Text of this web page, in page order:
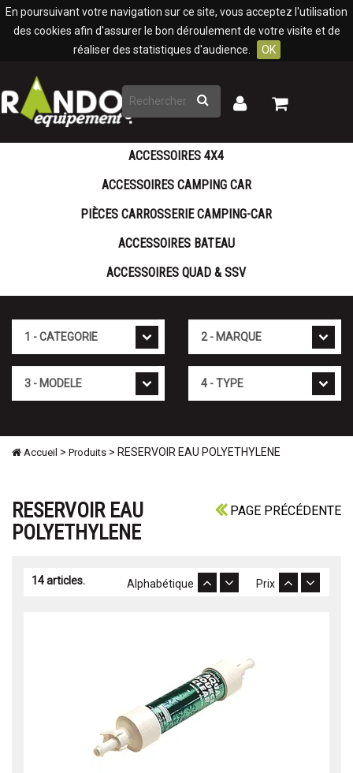
En poursuivant votre navigation sur ce site, vous acceptez l'utilisation
des cookies afin d'assurer le bon déroulement de votre visite et de
réaliser des statistiques d'audience.
OK
Rechercher
Mon
Mon
ACCESSOIRES 4X4
ACCESSOIRES CAMPING CAR
PIÈCES CARROSSERIE CAMPING-CAR
ACCESSOIRES BATEAU
ACCESSOIRES QUAD & SSV
Accueil > Produits > RESERVOIR EAU POLYETHYLENE
PAGE PRÉCÉDENTE
RESERVOIR EAU
POLYETHYLENE
14 articles. Prix
Alphabétique
Panneau de gestion des cookies